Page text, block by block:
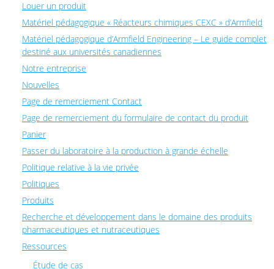
Louer un produit
Matériel pédagogique « Réacteurs chimiques CEXC » d’Armfield
Matériel pédagogique d’Armfield Engineering – Le guide complet
destiné aux universités canadiennes
Notre entreprise
Nouvelles
Page de remerciement Contact
Page de remerciement du formulaire de contact du produit
Panier
Passer du laboratoire à la production à grande échelle
Politique relative à la vie privée
Politiques
Produits
Recherche et développement dans le domaine des produits
pharmaceutiques et nutraceutiques
Ressources
Étude de cas